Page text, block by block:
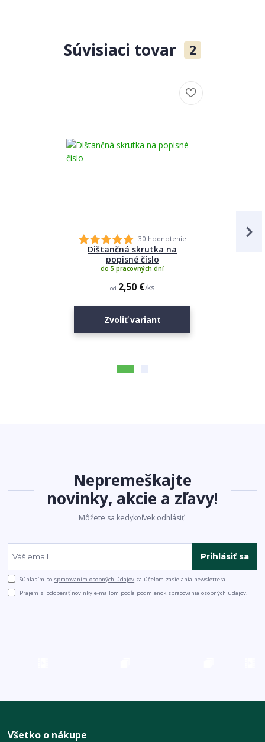
Súvisiaci tovar 2
30 hodnotenie
Dištančná skrutka na
popisné číslo
od 2,50 €/ks
do 5 pracovných dní
Zvoliť variant
Nepremeškajte
novinky, akcie a zľavy!
Môžete sa kedykoľvek odhlásiť.
Prihlásiť sa
Súhlasím so spracovaním osobných údajov za účelom zasielania newslettera.
Prajem si odoberať novinky e-mailom podľa podmienok spracovania osobných údajov.
Všetko o nákupe